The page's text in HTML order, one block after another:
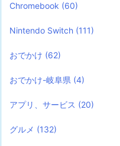
Chromebook (60)
Nintendo Switch (111)
おでかけ (62)
おでかけ-岐阜県 (4)
アプリ、サービス (20)
グルメ (132)